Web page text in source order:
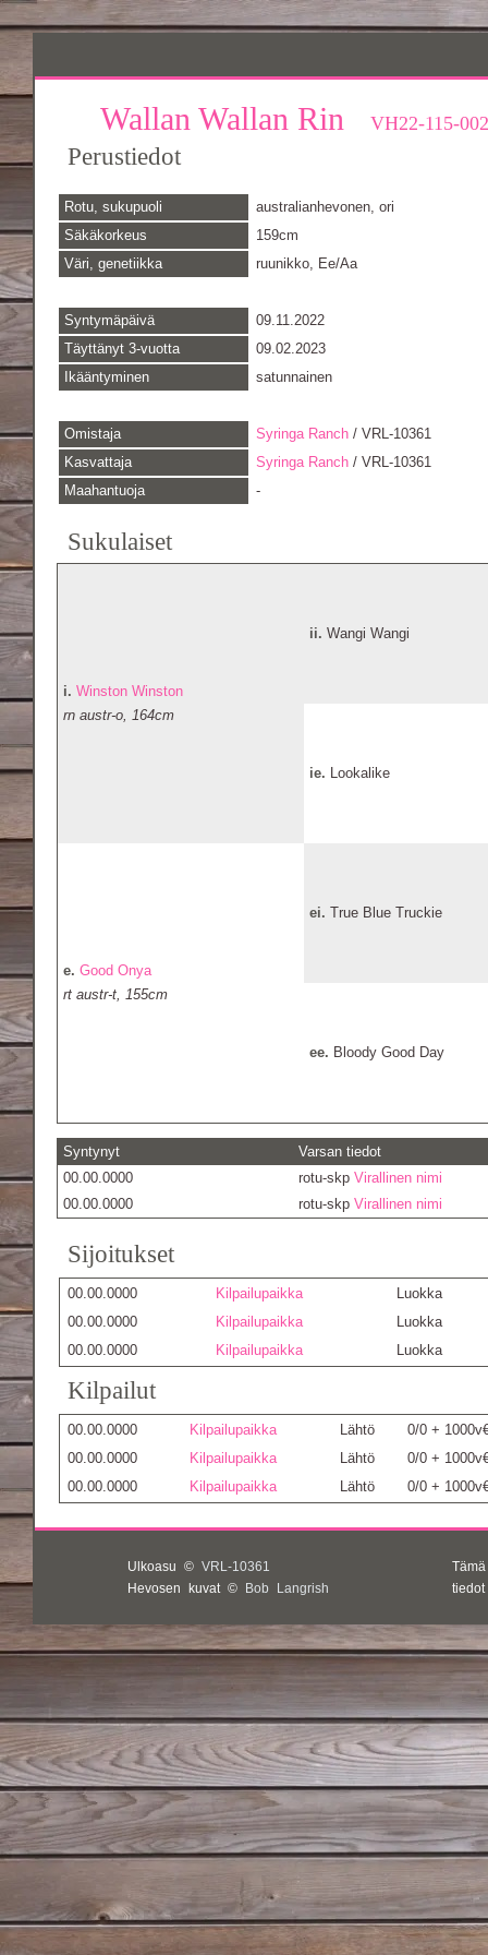
Wallan Wallan Rin VH22-115-
Perustiedot
Rotu, sukupuoli
australianhevonen, ori
Säkäkorkeus
159cm
Väri, genetiikka
ruunikko, Ee/Aa
Syntymäpäivä
09.11.2022
Täyttänyt 3-vuotta
09.02.2023
Ikääntyminen
satunnainen
Omistaja Syringa Ranch / VRL-10361
Kasvattaja
Syringa Ranch / VRL-10361
Maahantuoja
-
Sukulaiset
i. Winston Winston
rn austr-o, 164cm
ii. Wangi Wangi
ie. Lookalike
e. Good Onya
rt austr-t, 155cm
ei. True Blue Truckie
ee. Bloody Good Day
Syntynyt
Varsan tiedot
00.00.0000
rotu-skp Virallinen nimi
00.00.0000
rotu-skp Virallinen nimi
Sijoitukset
00.00.0000 Kilpailupaikka
Luokka
00.00.0000
Kilpailupaikka
Luokka
00.00.0000
Kilpailupaikka Luokka
Kilpailut
00.00.0000 Kilpailupaikka Lähtö
0/0 +
00.00.0000
Kilpailupaikka Lähtö
0/0 +
00.00.0000
Kilpailupaikka Lähtö 0/0 +
Ulkoasu © VRL-10361
Hevosen kuvat ©
Bob Langrish